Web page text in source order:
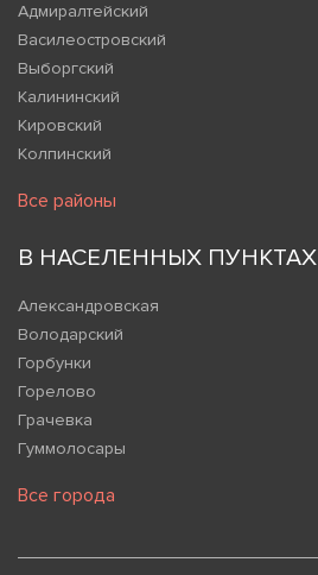
Адмиралтейский
Василеостровский
Выборгский
Калининский
Кировский
Колпинский
Все районы
В НАСЕЛЕННЫХ ПУНКТАХ
Александровская
Володарский
Горбунки
Горелово
Грачевка
Гуммолосары
Все города